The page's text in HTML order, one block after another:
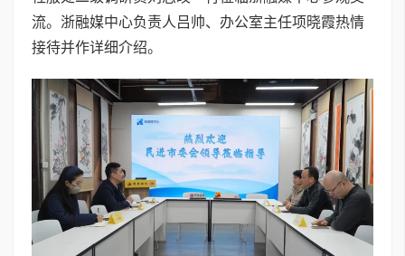
流。浙融媒中心负责人吕帅、办公室主任项晓霞热情
接待并作详细介绍。